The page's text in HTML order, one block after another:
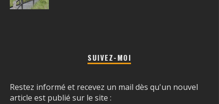
SUIVEZ-MOI
Restez informé et recevez un mail dès qu'un nouvel
article est publié sur le site :